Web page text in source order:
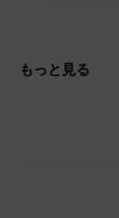
もっと見る